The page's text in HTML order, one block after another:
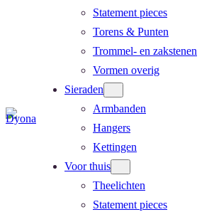
Statement pieces
Torens & Punten
Trommel- en zakstenen
Vormen overig
Sieraden
Armbanden
Hangers
Kettingen
Voor thuis
Theelichten
Statement pieces